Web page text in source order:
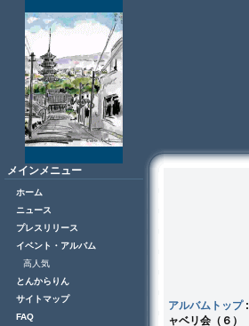
メインメニュー
ホーム
ニュース
プレスリリース
イベント・アルバム
高人気
とんからりん
サイトマップ
FAQ
アルバムトップ:
ャベリ会（６）